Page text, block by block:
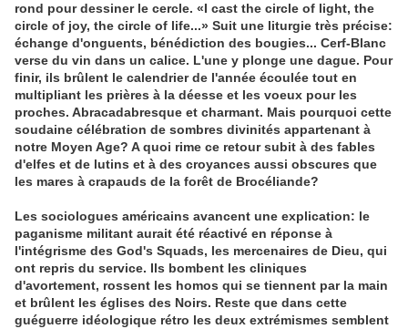
rond pour dessiner le cercle. «I cast the circle of light, the
circle of joy, the circle of life...» Suit une liturgie très précise:
échange d'onguents, bénédiction des bougies... Cerf-Blanc
verse du vin dans un calice. L'une y plonge une dague. Pour
finir, ils brûlent le calendrier de l'année écoulée tout en
multipliant les prières à la déesse et les voeux pour les
proches. Abracadabresque et charmant. Mais pourquoi cette
soudaine célébration de sombres divinités appartenant à
notre Moyen Age? A quoi rime ce retour subit à des fables
d'elfes et de lutins et à des croyances aussi obscures que
les mares à crapauds de la forêt de Brocéliande?
Les sociologues américains avancent une explication: le
paganisme militant aurait été réactivé en réponse à
l'intégrisme des God's Squads, les mercenaires de Dieu, qui
ont repris du service. Ils bombent les cliniques
d'avortement, rossent les homos qui se tiennent par la main
et brûlent les églises des Noirs. Reste que dans cette
guéguerre idéologique rétro les deux extrémismes semblent